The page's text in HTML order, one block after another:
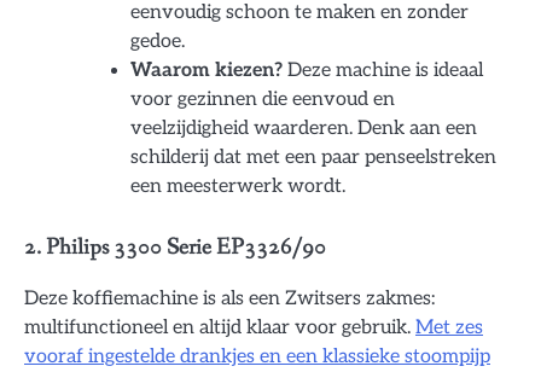
eenvoudig schoon te maken en zonder
gedoe.
Waarom kiezen? Deze machine is ideaal
voor gezinnen die eenvoud en
veelzijdigheid waarderen. Denk aan een
schilderij dat met een paar penseelstreken
een meesterwerk wordt.
2. Philips 3300 Serie EP3326/90
Deze koffiemachine is als een Zwitsers zakmes:
multifunctioneel en altijd klaar voor gebruik. Met zes
vooraf ingestelde drankjes en een klassieke stoompijp